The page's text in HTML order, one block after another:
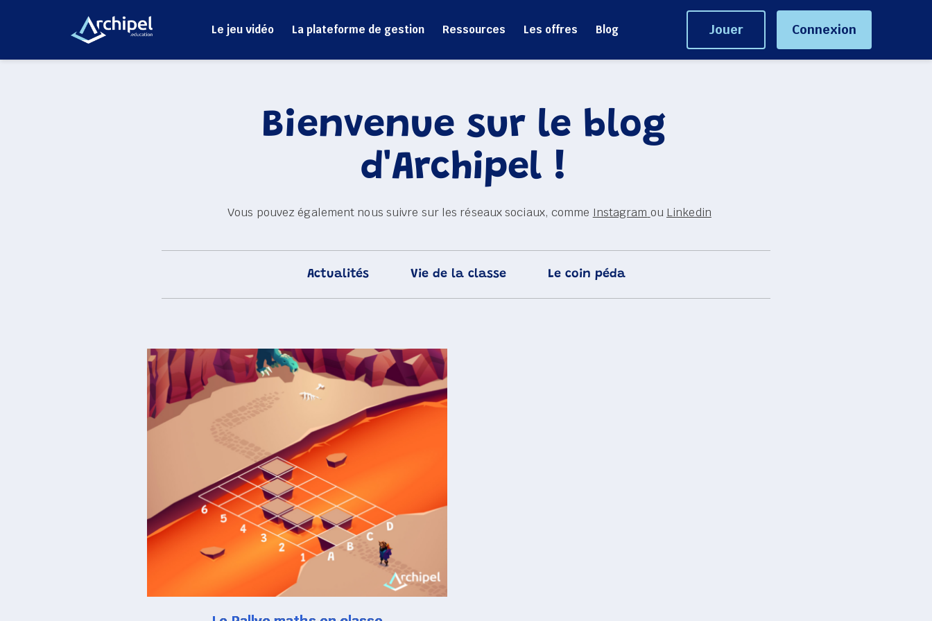
Le jeu vidéo La plateforme de gestion Ressources Les offres Blog Jouer Connexion
Bienvenue sur le blog
d'Archipel !
Vous pouvez également nous suivre sur les réseaux sociaux, comme Instagram ou Linkedin
Actualités Vie de la classe Le coin péda